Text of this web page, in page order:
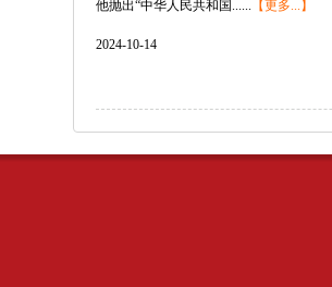
他抛出“中华人民共和国...... 【更多...】
2024-10-14